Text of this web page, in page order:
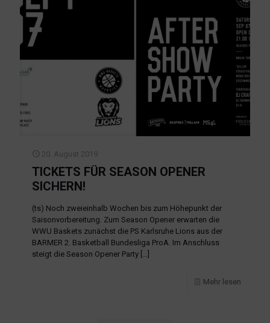
20. August 2019
TICKETS FÜR SEASON OPENER
SICHERN!
(ts) Noch zweieinhalb Wochen bis zum Höhepunkt der
Saisonvorbereitung. Zum Season Opener erwarten die
WWU Baskets zunächst die PS Karlsruhe Lions aus der
BARMER 2. Basketball Bundesliga ProA. Im Anschluss
steigt die Season Opener Party […]
Mehr lesen